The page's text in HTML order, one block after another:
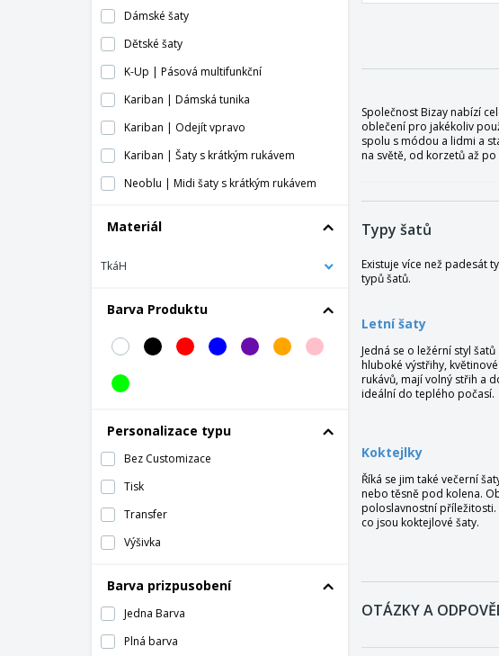
Dámské šaty
Dětské šaty
K-Up | Pásová multifunkční
Kariban | Dámská tunika
Kariban | Odejít vpravo
Kariban | Šaty s krátkým rukávem
Neoblu | Midi šaty s krátkým rukávem
ProAct | Tenisová sukně
Šaty na párty
Skinni Fit | Šaty
Materiál
TkáH
Barva Produktu
Personalizace typu
Bez Customizace
Tisk
Transfer
Výšivka
Barva prizpusobení
Jedna Barva
Plná barva
Společnost Bizay nabízí
oblečení pro jakékoliv
spolu s módou a lidmi a
na světě, od korzetů až
Typy šatů
Existuje více než padesát
typů šatů.
Letní šaty
Jedná se o ležérní styl
hluboké výstřihy,
rukávů, mají volný střih a
ideální do teplého počasí.
Koktejlky
Říká se jim také večerní
nebo těsně pod kolena.
poloslavnostní příležitosti.
co jsou koktejlové šaty.
OTÁZKY A